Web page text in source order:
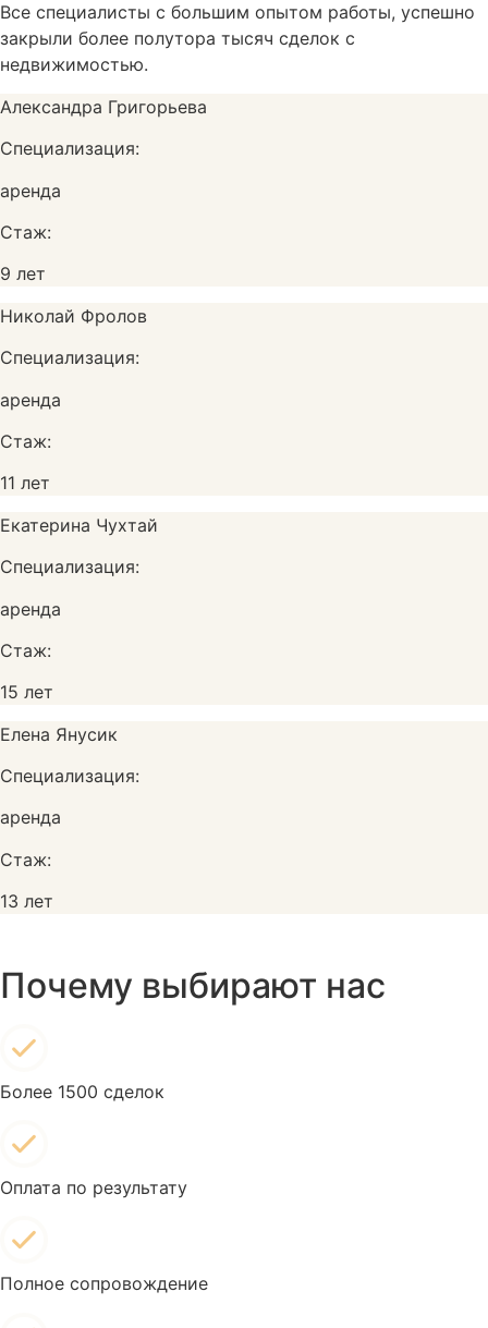
Все специалисты с большим опытом работы, успешно
закрыли более полутора тысяч сделок с
недвижимостью.
Александра Григорьева
Специализация:
аренда
Стаж:
9 лет
Николай Фролов
Специализация:
аренда
Стаж:
11 лет
Екатерина Чухтай
Специализация:
аренда
Стаж:
15 лет
Елена Янусик
Специализация:
аренда
Стаж:
13 лет
Почему выбирают нас
Более 1500 сделок
Оплата по результату
Полное сопровождение